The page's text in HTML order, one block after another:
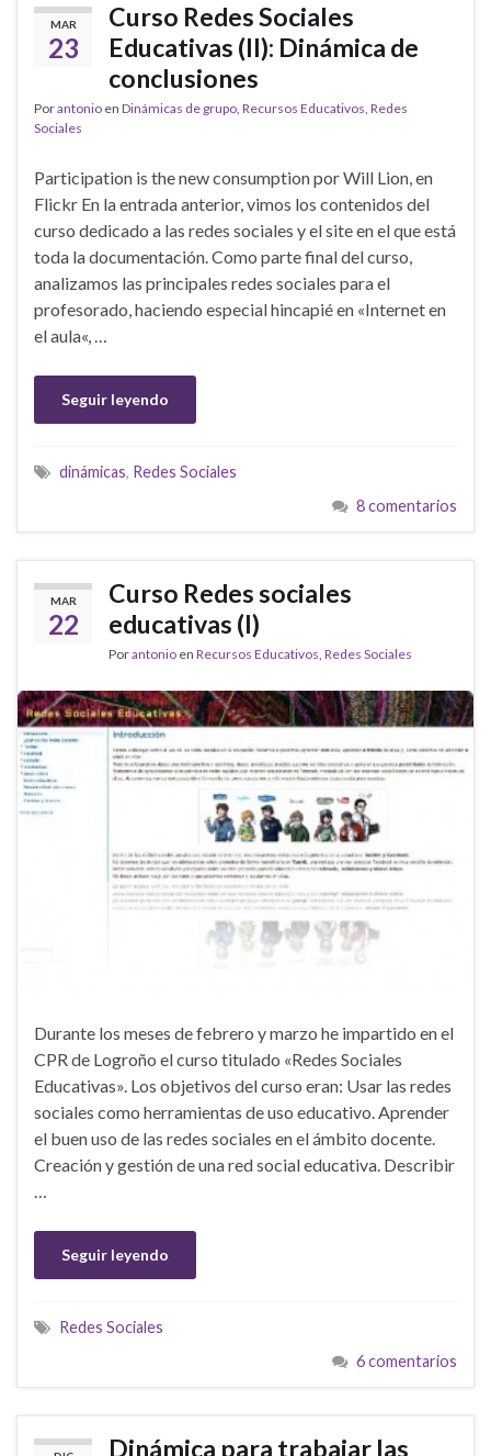
MAR
23
Curso Redes Sociales
Educativas (II): Dinámica de
conclusiones
Porantonio en Dinámicas de grupo, Recursos Educativos, Redes
Sociales
Participation is the new consumption por Will Lion, en
Flickr En la entrada anterior, vimos los contenidos del
curso dedicado a las redes sociales y el site en el que está
toda la documentación. Como parte final del curso,
analizamos las principales redes sociales para el
profesorado, haciendo especial hincapié en «Internet en
el aula«, …
Seguir leyendo
dinámicas, Redes Sociales
8 comentarios
MAR
22
Curso Redes sociales
educativas (I)
Porantonio en Recursos Educativos, Redes Sociales
Durante los meses de febrero y marzo he impartido en el
CPR de Logroño el curso titulado «Redes Sociales
Educativas». Los objetivos del curso eran: Usar las redes
sociales como herramientas de uso educativo. Aprender
el buen uso de las redes sociales en el ámbito docente.
Creación y gestión de una red social educativa. Describir
…
Seguir leyendo
Redes Sociales
6 comentarios
Dinámica para trabajar las